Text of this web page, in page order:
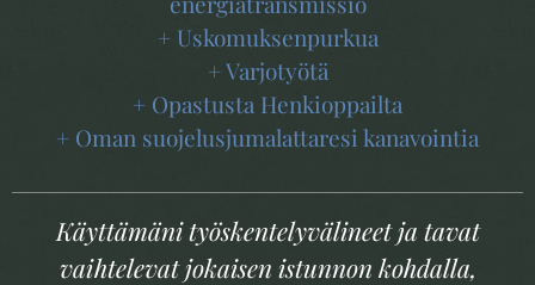
+ Uskomuksenpurkua
+ Varjotyötä
+ Opastusta Henkioppailta
+ Oman suojelusjumalattaresi kanavointia
Käyttämäni työskentelyvälineet ja tavat
vaihtelevat jokaisen istunnon kohdalla,